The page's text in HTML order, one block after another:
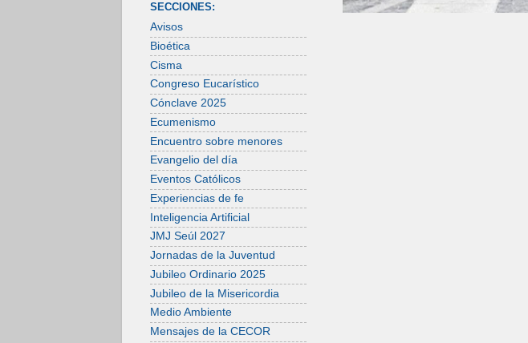
SECCIONES:
Avisos
Bioética
Cisma
Congreso Eucarístico
Cónclave 2025
Ecumenismo
Encuentro sobre menores
Evangelio del día
Eventos Católicos
Experiencias de fe
Inteligencia Artificial
JMJ Seúl 2027
Jornadas de la Juventud
Jubileo Ordinario 2025
Jubileo de la Misericordia
Medio Ambiente
Mensajes de la CECOR